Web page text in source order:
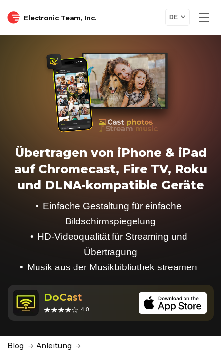
Electronic Team, Inc. DE
Übertragen von iPhone & iPad
auf Chromecast, Fire TV, Roku
und DLNA-kompatible Geräte
Einfache Gestaltung für einfache
Bildschirmspiegelung
HD-Videoqualität für Streaming und
Übertragung
Musik aus der Musikbibliothek streamen
DoCast
4.0
Blog
Anleitung